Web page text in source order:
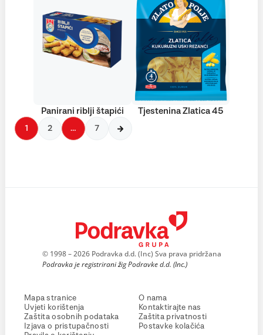
Panirani riblji štapići Tjestenina Zlatica 45
1 2 … 7
© 1998 – 2026 Podravka d.d. (Inc) Sva prava pridržana
Podravka je registrirani žig Podravke d.d. (Inc.)
Mapa stranice
Uvjeti korištenja
Zaštita osobnih podataka
Izjava o pristupačnosti
O nama
Kontaktirajte nas
Zaštita privatnosti
Postavke kolačića